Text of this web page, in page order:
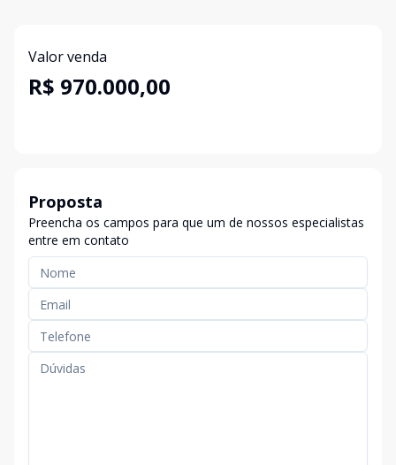
Valor venda
R$ 970.000,00
Proposta
Preencha os campos para que um de nossos especialistas
entre em contato